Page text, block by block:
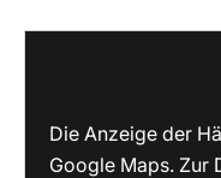
Die Anzeige der
Google Maps. Zur